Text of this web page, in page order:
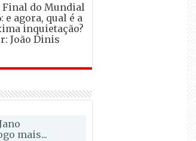
Final do Mundial
e agora, qual é a
inquietação?
João Dinis
mais...